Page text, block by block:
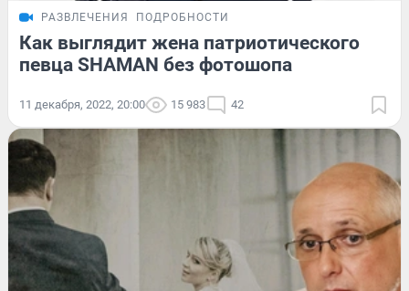
РАЗВЛЕЧЕНИЯ ПОДРОБНОСТИ
Как выглядит жена патриотического
певца SHAMAN без фотошопа
11 декабря, 2022, 20:00 15 983 42